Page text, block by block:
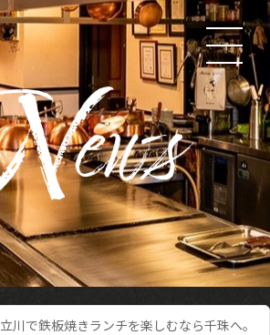
立川で鉄板焼きランチを楽しむなら千珠へ。